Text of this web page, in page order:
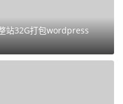
站32G打包wordpress